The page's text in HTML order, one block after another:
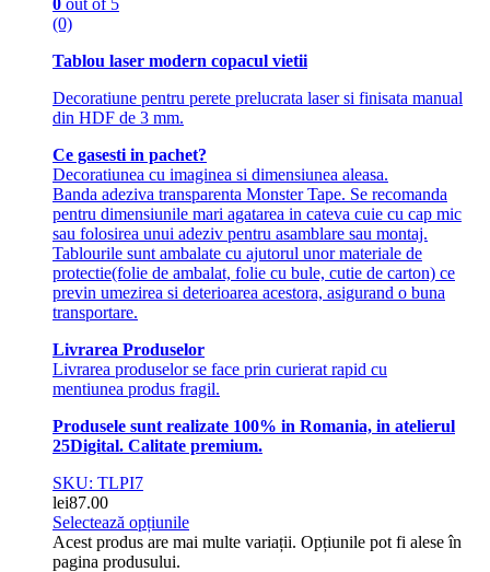
(0)
Tablou laser modern copacul vietii
Decoratiune pentru perete prelucrata laser si finisata manual
din HDF de 3 mm.
Ce gasesti in pachet?
Decoratiunea cu imaginea si dimensiunea aleasa.
Banda adeziva transparenta Monster Tape. Se recomanda
pentru dimensiunile mari agatarea in cateva cuie cu cap mic
sau folosirea unui adeziv pentru asamblare sau montaj.
Tablourile sunt ambalate cu ajutorul unor materiale de
protectie(folie de ambalat, folie cu bule, cutie de carton) ce
previn umezirea si deterioarea acestora, asigurand o buna
transportare.
Livrarea Produselor
Livrarea produselor se face prin curierat rapid cu
mentiunea produs fragil.
Produsele sunt realizate 100% in Romania, in atelierul
25Digital. Calitate premium.
SKU: TLPI7
lei87.00
Selectează opțiunile
Acest produs are mai multe variații. Opțiunile pot fi alese în
pagina produsului.